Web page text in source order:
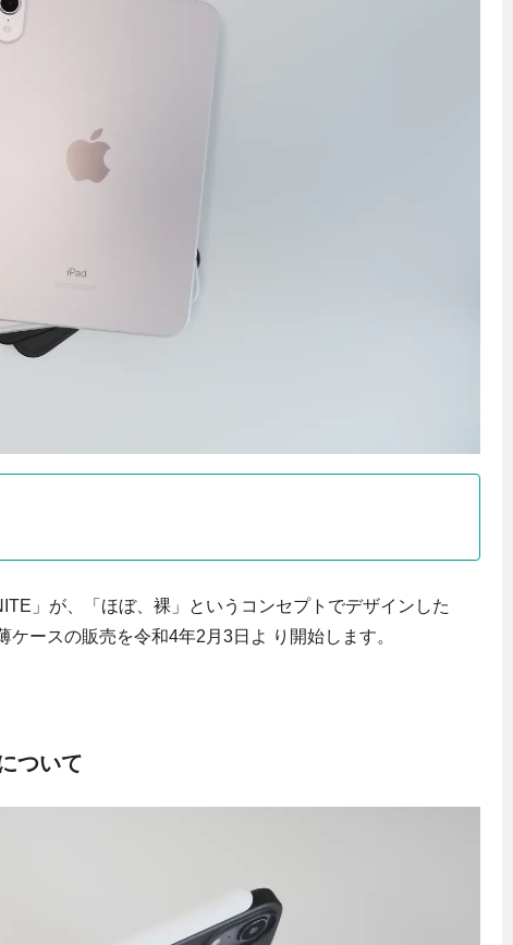
」が、「ほぼ、裸」というコンセプトでデザインした
ースの販売を令和4年2月3日よ り開始します。
ついて